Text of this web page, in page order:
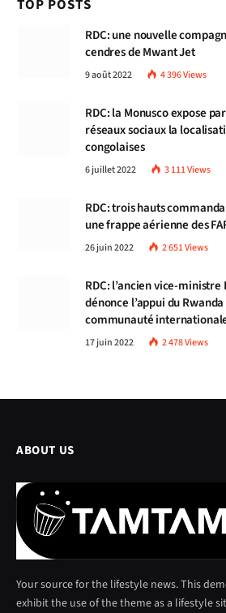
TOP POSTS
RDC: une nouvelle
cendres de Mwant Jet
9 août 2022 4 396Views
RDC: la Monusco expose
réseaux sociaux la
congolaises
6 juillet 2022 3 111Views
RDC: trois hauts
une frappe aérienne des
26 juin 2022 2 651Views
RDC: l’ancien vice-
dénonce l’appui du
communauté
17 juin 2022 2 478Views
ABOUT US
Your source for the lifestyle news. This
exhibit the use of the theme as a lifestyle